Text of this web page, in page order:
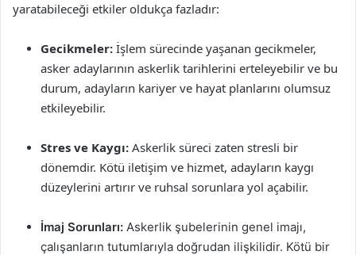
yaratabileceği etkiler oldukça fazladır:
Gecikmeler: İşlem sürecinde yaşanan gecikmeler,
asker adaylarının askerlik tarihlerini erteleyebilir ve bu
durum, adayların kariyer ve hayat planlarını olumsuz
etkileyebilir.
Stres ve Kaygı: Askerlik süreci zaten stresli bir
dönemdir. Kötü iletişim ve hizmet, adayların kaygı
düzeylerini artırır ve ruhsal sorunlara yol açabilir.
İmaj Sorunları: Askerlik şubelerinin genel imajı,
çalışanların tutumlarıyla doğrudan ilişkilidir. Kötü bir